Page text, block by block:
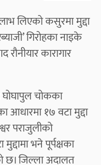
लिएको कसुरमा मुद्दा
गिरोहका नाइके
रौनीयार कारागार
घोघापुल चोकका
१७ वटा मुद्दा
पराजुलीको
भने पूर्पक्षका
छ। जिल्ला अदालत